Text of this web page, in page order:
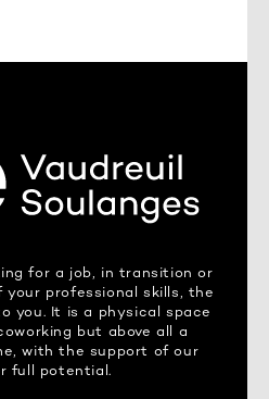
for a job, in transition or
your professional skills, the
you. It is a physical space
but above all a
with the support of our
full potential.